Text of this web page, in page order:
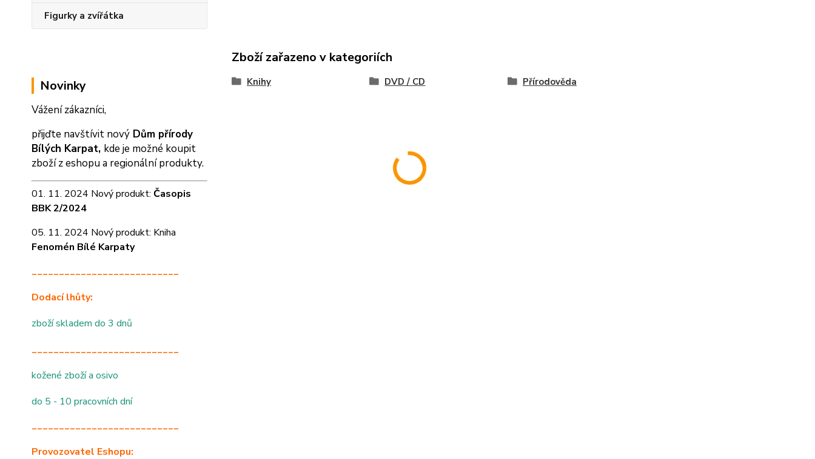
Figurky a zvířátka
Novinky
Vážení zákazníci,
přijďte navštívit nový Dům přírody
Bílých Karpat, kde je možné koupit
zboží z eshopu a regionální produkty.
01. 11. 2024 Nový produkt: Časopis
BBK 2/2024
05. 11. 2024 Nový produkt: Kniha
Fenomén Bílé Karpaty
___________________________
Dodací lhůty:
zboží skladem do 3 dnů
___________________________
kožené zboží a osivo
do 5 - 10 pracovních dní
___________________________
Provozovatel Eshopu:
Zboží zařazeno v kategoriích
Knihy DVD / CD Přírodověda